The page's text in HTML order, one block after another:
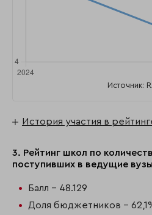
Источник:
История участия в
3. Рейтинг школ по
поступивших в ведущие
Балл - 48.129
Доля бюджетников -